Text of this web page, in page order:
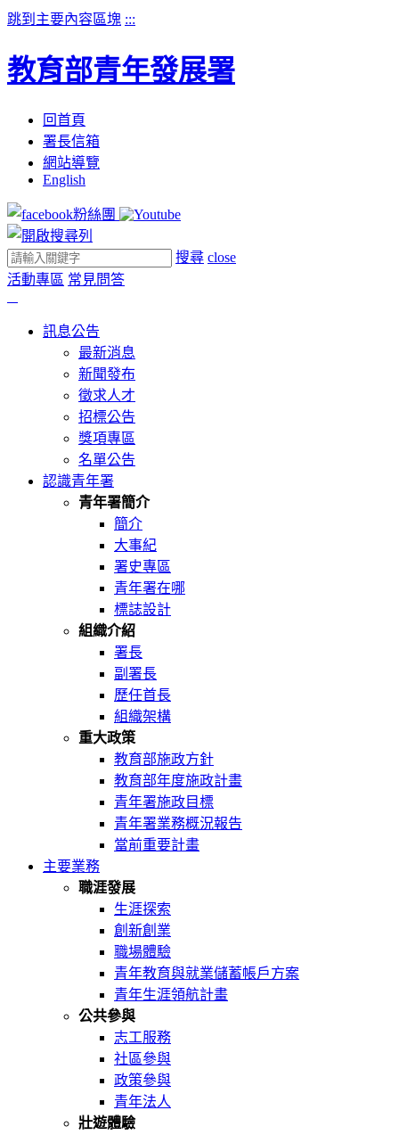
跳到主要內容區塊 :::
教育部青年發展署
回首頁
署長信箱
網站導覽
English
搜尋 close
活動專區 常見問答
訊息公告
最新消息
新聞發布
徵求人才
招標公告
獎項專區
名單公告
認識青年署
青年署簡介
簡介
大事紀
署史專區
青年署在哪
標誌設計
組織介紹
署長
副署長
歷任首長
組織架構
重大政策
教育部施政方針
教育部年度施政計畫
青年署施政目標
青年署業務概況報告
當前重要計畫
主要業務
職涯發展
生涯探索
創新創業
職場體驗
青年教育與就業儲蓄帳戶方案
青年生涯領航計畫
公共參與
志工服務
社區參與
政策參與
青年法人
壯遊體驗